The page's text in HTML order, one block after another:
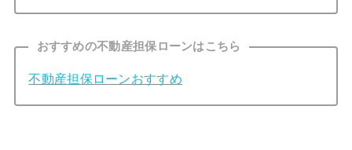
おすすめの不動産担保ローンはこちら
不動産担保ローンおすすめ